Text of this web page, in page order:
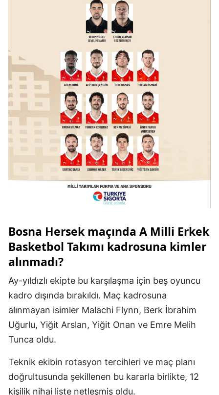
Samsun
Siirt
Sinop
Sivas
Tekirdağ
Tokat
Trabzon
Tunceli
Uşak
Yozgat
Aksaray
Bayburt
Karaman
Batman
Şırnak
Bosna Hersek maçında A Milli Erkek
Basketbol Takımı kadrosuna kimler
alınmadı?
Ay-yıldızlı ekipte bu karşılaşma için beş oyuncu
kadro dışında bırakıldı. Maç kadrosuna
alınmayan isimler Malachi Flynn, Berk İbrahim
Uğurlu, Yiğit Arslan, Yiğit Onan ve Emre Melih
Tunca oldu.
Teknik ekibin rotasyon tercihleri ve maç planı
doğrultusunda şekillenen bu kararla birlikte, 12
kişilik nihai liste netleşmiş oldu.